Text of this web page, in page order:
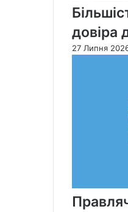
довіра
27 Липня